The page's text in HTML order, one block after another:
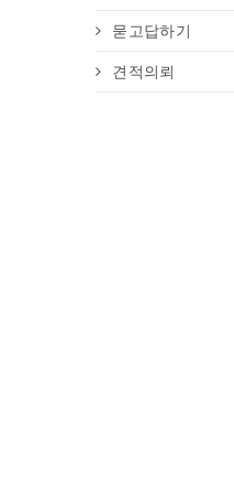
묻고답하기
견적의뢰